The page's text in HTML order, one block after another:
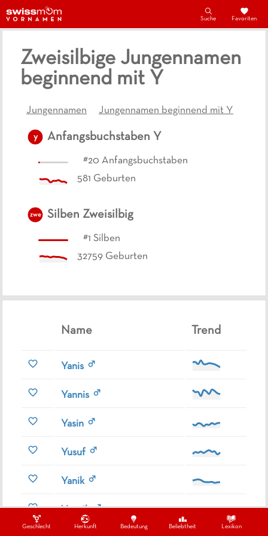
Geschlecht Herkunft Bedeutung Beliebtheit Lexikon
Suche Favoriten
Zweisilbige Jungennamen
beginnend mit Y
Jungennamen Jungennamen beginnend mit Y
y Anfangsbuchstaben Y
#20 Anfangsbuchstaben
581 Geburten
zwe Silben Zweisilbig
#1 Silben
32759 Geburten
Name Trend
Yanis
Yannis
Yasin
Yusuf
Yanik
Yannik